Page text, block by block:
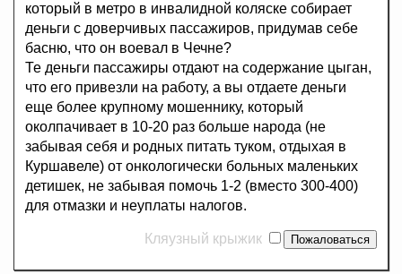
который в метро в инвалидной коляске собирает
деньги с доверчивых пассажиров, придумав себе
басню, что он воевал в Чечне?
Те деньги пассажиры отдают на содержание цыган,
что его привезли на работу, а вы отдаете деньги
еще более крупному мошеннику, который
околпачивает в 10-20 раз больше народа (не
забывая себя и родных питать туком, отдыхая в
Куршавеле) от онкологически больных маленьких
детишек, не забывая помочь 1-2 (вместо 300-400)
для отмазки и неуплаты налогов.
Кляузный крыжик